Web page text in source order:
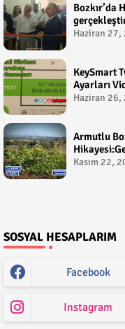
Bozkır’da
Haziran 27,
KeySmart
Ayarları
Çetin
Haziran 26,
Armutlu
Kasım 22,
SOSYAL HESAPLARIM
Facebook
Instagram